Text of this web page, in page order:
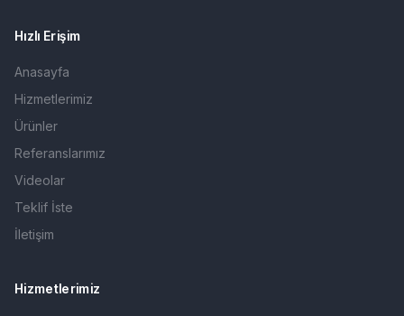
Hızlı Erişim
Anasayfa
Hizmetlerimiz
Ürünler
Referanslarımız
Videolar
Teklif İste
İletişim
Hizmetlerimiz